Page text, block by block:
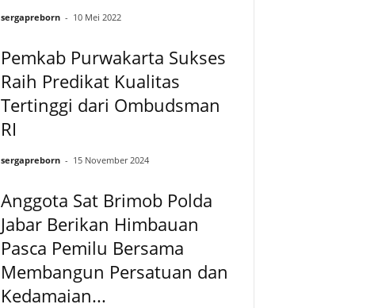
sergapreborn - 10 Mei 2022
Pemkab Purwakarta Sukses
Raih Predikat Kualitas
Tertinggi dari Ombudsman
RI
sergapreborn - 15 November 2024
Anggota Sat Brimob Polda
Jabar Berikan Himbauan
Pasca Pemilu Bersama
Membangun Persatuan dan
Kedamaian...